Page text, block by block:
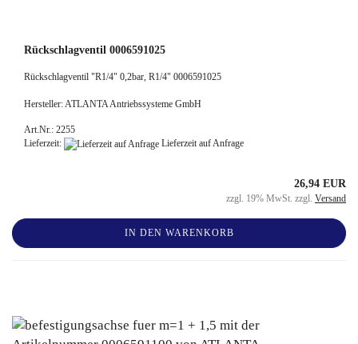
Rückschlagventil 0006591025
Rückschlagventil "R1/4" 0,2bar, R1/4" 0006591025
Hersteller: ATLANTA Antriebssysteme GmbH
Art.Nr.: 2255
Lieferzeit:
Lieferzeit auf Anfrage
26,94 EUR
zzgl. 19% MwSt. zzgl. Versand
IN DEN WARENKORB